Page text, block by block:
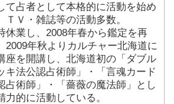
て占者として本格的に活動を始め
ＴＶ・雑誌等の活動多数。
休業し、2008年春から鑑定を再
2009年秋よりカルチャー北海道に
座を開講し、北海道初の「ダブル
キ法公認占術師」・「言魂カード
占術師」・「薔薇の魔法師」とし
力的に活動している。